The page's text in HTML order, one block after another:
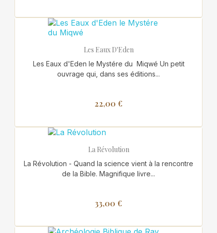
Les Eaux D'Eden
Les Eaux d'Eden le Mystére du Miqwé Un petit
ouvrage qui, dans ses éditions...
22,00 €
La Révolution
La Révolution - Quand la science vient à la rencontre
de la Bible. Magnifique livre...
33,00 €